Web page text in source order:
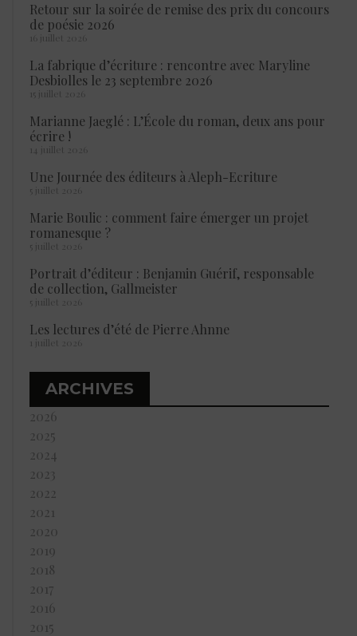
Retour sur la soirée de remise des prix du concours
de poésie 2026
16 juillet 2026
La fabrique d’écriture : rencontre avec Maryline
Desbiolles le 23 septembre 2026
15 juillet 2026
Marianne Jaeglé : L’École du roman, deux ans pour
écrire !
14 juillet 2026
Une Journée des éditeurs à Aleph-Ecriture
5 juillet 2026
Marie Boulic : comment faire émerger un projet
romanesque ?
5 juillet 2026
Portrait d’éditeur : Benjamin Guérif, responsable
de collection, Gallmeister
5 juillet 2026
Les lectures d’été de Pierre Ahnne
1 juillet 2026
ARCHIVES
2026
2025
2024
2023
2022
2021
2020
2019
2018
2017
2016
2015